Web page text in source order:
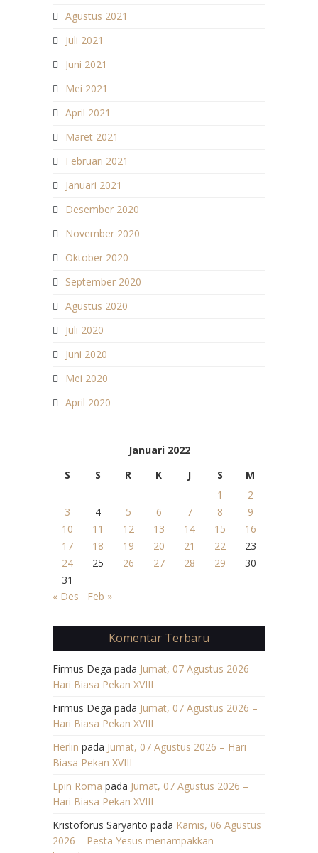
Agustus 2021
Juli 2021
Juni 2021
Mei 2021
April 2021
Maret 2021
Februari 2021
Januari 2021
Desember 2020
November 2020
Oktober 2020
September 2020
Agustus 2020
Juli 2020
Juni 2020
Mei 2020
April 2020
Januari 2022
S
S R K J S
M
1
2
3
4 5 6 7 8
9
10
11 12 13 14 15
16
17
18 19 20 21 22
23
24
25 26 27 28 29
30
31
« Des
Feb »
Komentar Terbaru
Firmus Dega pada Jumat, 07 Agustus 2026 –
Hari Biasa Pekan XVIII
Firmus Dega pada Jumat, 07 Agustus 2026 –
Hari Biasa Pekan XVIII
Herlin pada Jumat, 07 Agustus 2026 – Hari
Biasa Pekan XVIII
Epin Roma pada Jumat, 07 Agustus 2026 –
Hari Biasa Pekan XVIII
Kristoforus Saryanto pada Kamis, 06 Agustus
2026 – Pesta Yesus menampakkan